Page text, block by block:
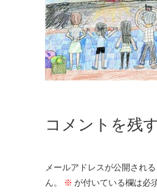
コメントを残
メールアドレスが公開され
ん。
※ が付いている欄は必